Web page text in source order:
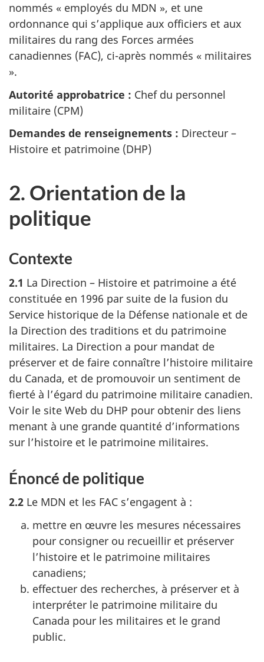
nommés « employés du MDN », et une
ordonnance qui s’applique aux officiers et aux
militaires du rang des Forces armées
canadiennes (FAC), ci-après nommés « militaires
».
Autorité approbatrice : Chef du personnel
militaire (CPM)
Demandes de renseignements : Directeur –
Histoire et patrimoine (DHP)
2. Orientation de la
politique
Contexte
2.1 La Direction – Histoire et patrimoine a été
constituée en 1996 par suite de la fusion du
Service historique de la Défense nationale et de
la Direction des traditions et du patrimoine
militaires. La Direction a pour mandat de
préserver et de faire connaître l’histoire militaire
du Canada, et de promouvoir un sentiment de
fierté à l’égard du patrimoine militaire canadien.
Voir le site Web du DHP pour obtenir des liens
menant à une grande quantité d’informations
sur l’histoire et le patrimoine militaires.
Énoncé de politique
2.2 Le MDN et les FAC s’engagent à :
mettre en œuvre les mesures nécessaires
pour consigner ou recueillir et préserver
l’histoire et le patrimoine militaires
canadiens;
effectuer des recherches, à préserver et à
interpréter le patrimoine militaire du
Canada pour les militaires et le grand
public.